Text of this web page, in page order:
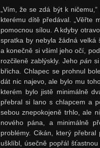
„Vím, že se zdá být k
kterému dítě předával. „Věřte
pomocnou sílou. A kdyby
spratka by nebyla žádná velká
a konečně si všiml jeho očí,
rozčileně zablýskly. Jehopán
břicha. Chlapec se prohnul
dát nic najevo, ale bylo mu
kterém bylo jistě minimálně
přebral si lano s chlapcem a
sebou znepokojeně trhlo, ale
nového pána, a minimálně
problémy. Cikán, který
ušklíbl, úsečně popřál